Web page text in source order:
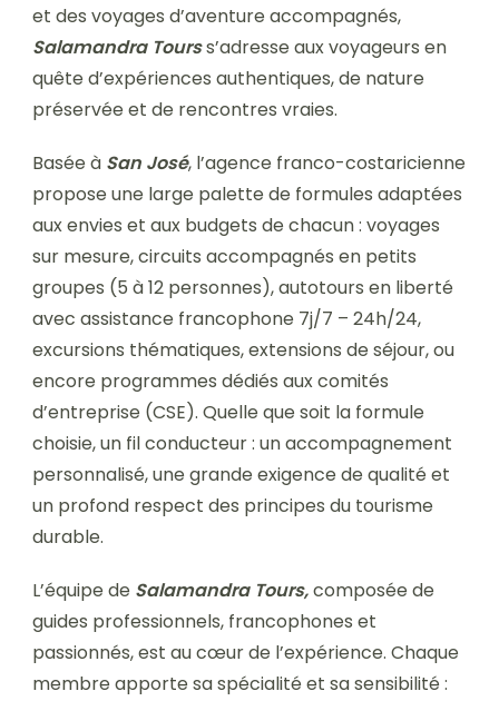
et des voyages d’aventure accompagnés,
Salamandra Tourss’adresse aux voyageurs en
quête d’expériences authentiques, de nature
préservée et de rencontres vraies.
Basée à San José, l’agence franco-costaricienne
propose une large palette de formules adaptées
aux envies et aux budgets de chacun : voyages
sur mesure, circuits accompagnés en petits
groupes (5 à 12 personnes), autotours en liberté
avec assistance francophone 7j/7 – 24h/24,
excursions thématiques, extensions de séjour, ou
encore programmes dédiés aux comités
d’entreprise (CSE). Quelle que soit la formule
choisie, un fil conducteur : un accompagnement
personnalisé, une grande exigence de qualité et
un profond respect des principes du tourisme
durable.
L’équipe de Salamandra Tours,composée de
guides professionnels, francophones et
passionnés, est au cœur de l’expérience. Chaque
membre apporte sa spécialité et sa sensibilité :